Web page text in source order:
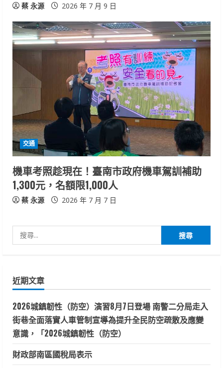
蔡 永源 2026 年 7 月 9 日
交通
機車考照趁現在！臺南市政府機車駕訓補助
1,300元，名額限1,000人
蔡 永源 2026 年 7 月 7 日
尋
字:
近期文章
2026城鎮韌性（防空）演習8月7日登場 南警二分局走入
街巷全面落實人車管制宣導為提升全民防空疏散及應變
意識，「2026城鎮韌性（防空）
財政部南區國稅局表示